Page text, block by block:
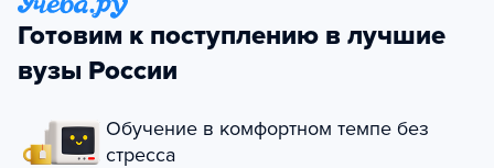
Готовим к поступлению в лучшие
вузы России
Обучение в комфортном темпе без
стресса